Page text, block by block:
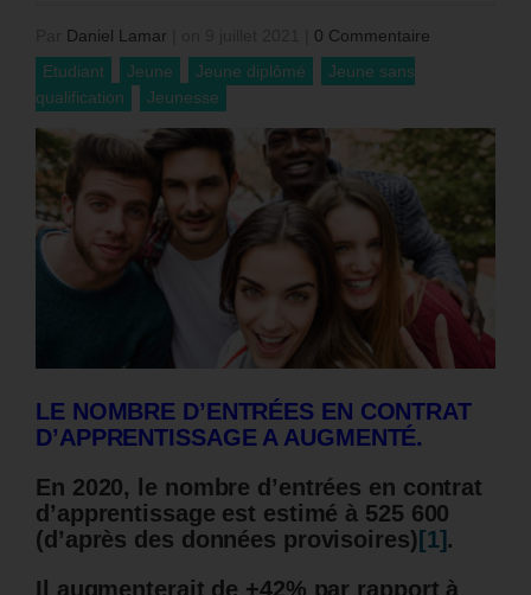
Daniel Lamar
0 Commentaire
Etudiant
Jeune Jeune diplômé
Jeune sans
qualification
Jeunesse
LE NOMBRE D’ENTRÉES EN CONTRAT
D’APPRENTISSAGE A AUGMENTÉ.
En 2020, le nombre d’entrées en contrat
d’apprentissage est estimé à 525 600
(d’après des données provisoires) [1].
Il augmenterait de +42% par rapport à